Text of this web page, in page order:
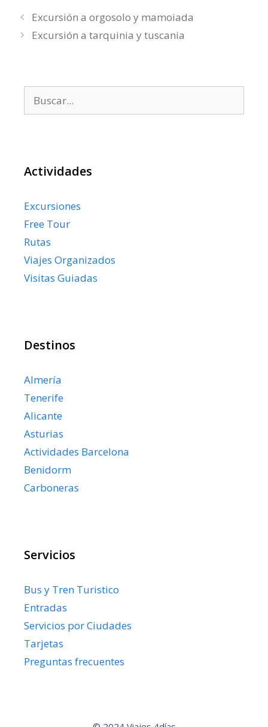
Excursión a orgosolo y mamoiada
Excursión a tarquinia y tuscania
Actividades
Excursiones
Free Tour
Rutas
Viajes Organizados
Visitas Guiadas
Destinos
Almería
Tenerife
Alicante
Asturias
Actividades Barcelona
Benidorm
Carboneras
Servicios
Bus y Tren Turistico
Entradas
Servicios por Ciudades
Tarjetas
Preguntas frecuentes